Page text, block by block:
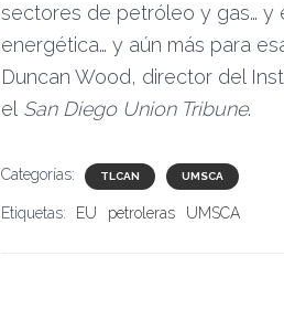
sectores de petróleo y gas… y
energética… y aún más para
Duncan Wood, director del
el San Diego Union Tribune.
Categorías: TLCAN UMSCA
Etiquetas: EU petroleras UMSCA